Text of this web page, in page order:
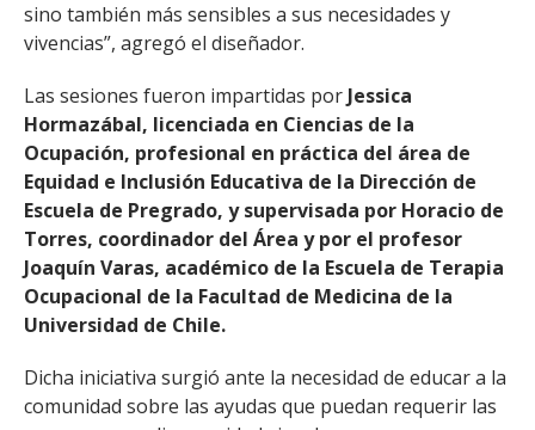
sino también más sensibles a sus necesidades y
vivencias”, agregó el diseñador.
Las sesiones fueron impartidas por Jessica
Hormazábal, licenciada en Ciencias de la
Ocupación, profesional en práctica del área de
Equidad e Inclusión Educativa de la Dirección de
Escuela de Pregrado, y supervisada por Horacio de
Torres, coordinador del Área y por el profesor
Joaquín Varas, académico de la Escuela de Terapia
Ocupacional de la Facultad de Medicina de la
Universidad de Chile.
Dicha iniciativa surgió ante la necesidad de educar a la
comunidad sobre las ayudas que puedan requerir las